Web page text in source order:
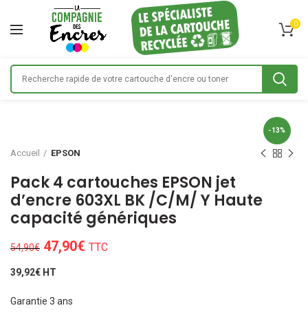
0
-13%
Accueil EPSON
Pack 4 cartouches EPSON jet
d’encre 603XL BK /C/M/ Y Haute
capacité génériques
54,90€ Le
initial
était :
47,90€ Le
TTC
39,92€ HT
Garantie 3 ans